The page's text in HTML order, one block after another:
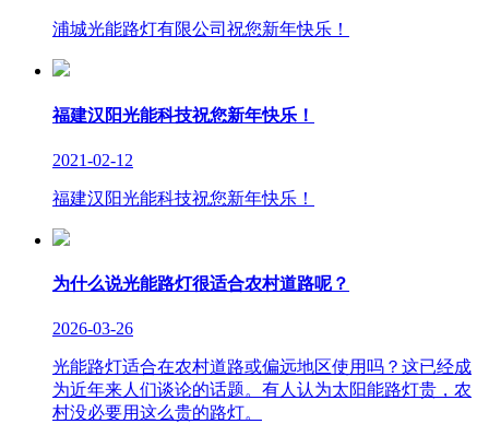
浦城光能路灯有限公司祝您新年快乐！
福建汉阳光能科技祝您新年快乐！
2021-02-12
福建汉阳光能科技祝您新年快乐！
为什么说光能路灯很适合农村道路呢？
2026-03-26
光能路灯适合在农村道路或偏远地区使用吗？这已经成
为近年来人们谈论的话题。有人认为太阳能路灯贵，农
村没必要用这么贵的路灯。